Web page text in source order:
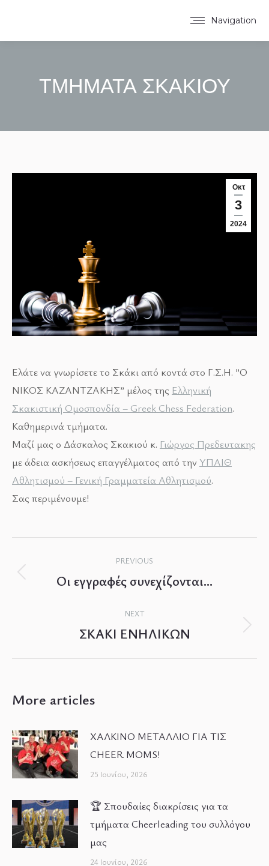
Navigation
ΤΜΗΜΑΤΑ ΣΚΑΚΙΟΥ
Οκτ
3
2024
Ελάτε να γνωρίσετε το Σκάκι από κοντά στο Γ.Σ.Η. ”Ο
ΝΙΚΟΣ ΚΑΖΑΝΤΖΑΚΗΣ” μέλος της Ελληνική
Σκακιστική Ομοσπονδία – Greek Chess Federation.
Καθημερινά τμήματα.
Μαζί μας ο Δάσκαλος Σκακιού κ. Γιώργος Πρεδευτακης
με άδεια ασκήσεως επαγγέλματος από την ΥΠΑΙΘ
Αθλητισμού – Γενική Γραμματεία Αθλητισμού.
Σας περιμένουμε!
navigation
PREVIOUS
Previous
Οι εγγραφές συνεχίζονται…
NEXT
Next
ΣΚΑΚΙ ΕΝΗΛΙΚΩΝ
More articles
ΧΑΛΚΙΝΟ ΜΕΤΑΛΛΙΟ ΓΙΑ ΤΙΣ
CHEER MOMS!
25 Ιουνίου, 2026
🏆 Σπουδαίες διακρίσεις για τα
τμήματα Cheerleading του συλλόγου
μας
24 Ιουνίου, 2026